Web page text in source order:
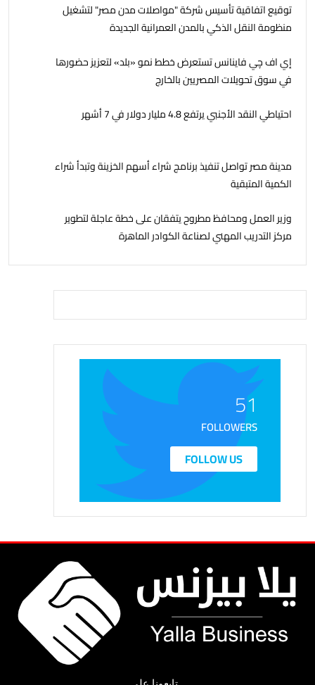
توقيع اتفاقية تأسيس شركة "مواصلات مدن مصر" لتشغيل
منظومة النقل الذكي بالمدن العمرانية الجديدة
إي اف چي فاينانس تستعرض خطط نمو «بلد» لتعزيز حضورها
في سوق تحويلات المصريين بالخارج
احتياطي النقد الأجنبي يرتفع 4.8 مليار دولار في 7 أشهر
مدينة مصر تواصل تنفيذ برنامج شراء أسهم الخزينة وتبدأ شراء
الكمية المتبقية
وزير العمل ومحافظ مطروح يتفقان على خطة عاجلة لتطوير
مركز التدريب المهني لصناعة الكوادر الماهرة
51
FOLLOWERS
FOLLOW US